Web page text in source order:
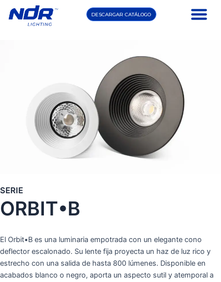
contenido
DESCARGAR CATÁLOGO
SERIE
ORBIT•B
El Orbit•B es una luminaria empotrada con un elegante cono
deflector escalonado. Su lente fija proyecta un haz de luz rico y
estrecho con una salida de hasta 800 lúmenes. Disponible en
acabados blanco o negro, aporta un aspecto sutil y atemporal a